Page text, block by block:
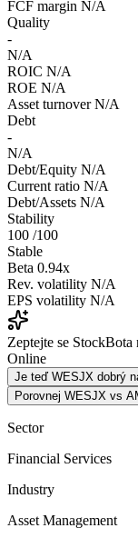
FCF margin N/A
Quality
-
N/A
ROIC N/A
ROE N/A
Asset turnover N/A
Debt
-
N/A
Debt/Equity N/A
Current ratio N/A
Debt/Assets N/A
Stability
100 /100
Stable
Beta 0.94x
Rev. volatility N/A
EPS volatility N/A
Zeptejte se StockBota
Online
Je teď WESJX dobrý
Porovnej WESJX vs
Sector
Financial Services
Industry
Asset Management